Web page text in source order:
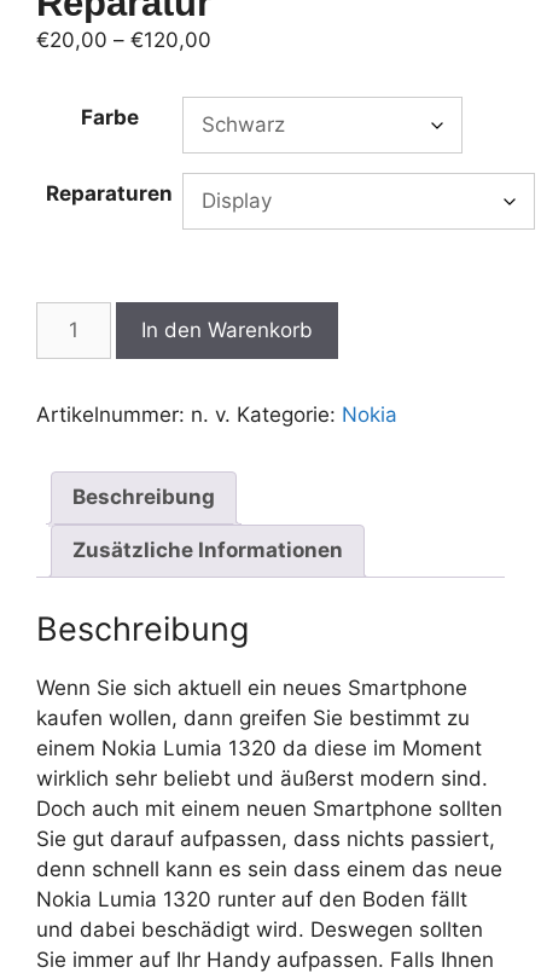
€20,00 – €120,00
bis
€120,00
Farbe
Reparaturen
Lumia
Reparatur
In den Warenkorb
Artikelnummer: n. v. Kategorie: Nokia
Beschreibung
Zusätzliche Informationen
Beschreibung
Wenn Sie sich aktuell ein neues Smartphone
kaufen wollen, dann greifen Sie bestimmt zu
einem Nokia Lumia 1320 da diese im Moment
wirklich sehr beliebt und äußerst modern sind.
Doch auch mit einem neuen Smartphone sollten
Sie gut darauf aufpassen, dass nichts passiert,
denn schnell kann es sein dass einem das neue
Nokia Lumia 1320 runter auf den Boden fällt
und dabei beschädigt wird. Deswegen sollten
Sie immer auf Ihr Handy aufpassen. Falls Ihnen